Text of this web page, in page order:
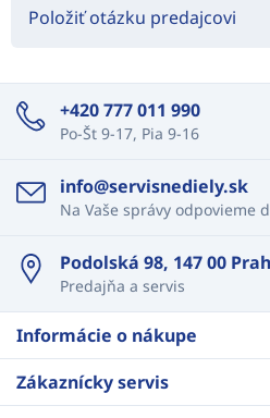
Položiť otázku predajcovi
+420 777 011 990
Po-Št 9-17, Pia 9-16
info@servisnediely.sk
Na Vaše správy odpovieme
Podolská 98, 147 00
Predajňa a servis
Informácie o nákupe
Zákaznícky servis